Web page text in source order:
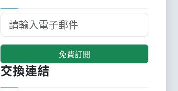
免費訂閱
交換連結